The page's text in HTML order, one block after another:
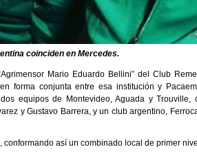
coinciden en Mercedes.
Mario Eduardo Bellini” del Club
forma conjunta entre esa institución y
equipos de Montevideo, Aguada y Trouville,
y Gustavo Barrera, y un club argentino,
así un combinado local de primer